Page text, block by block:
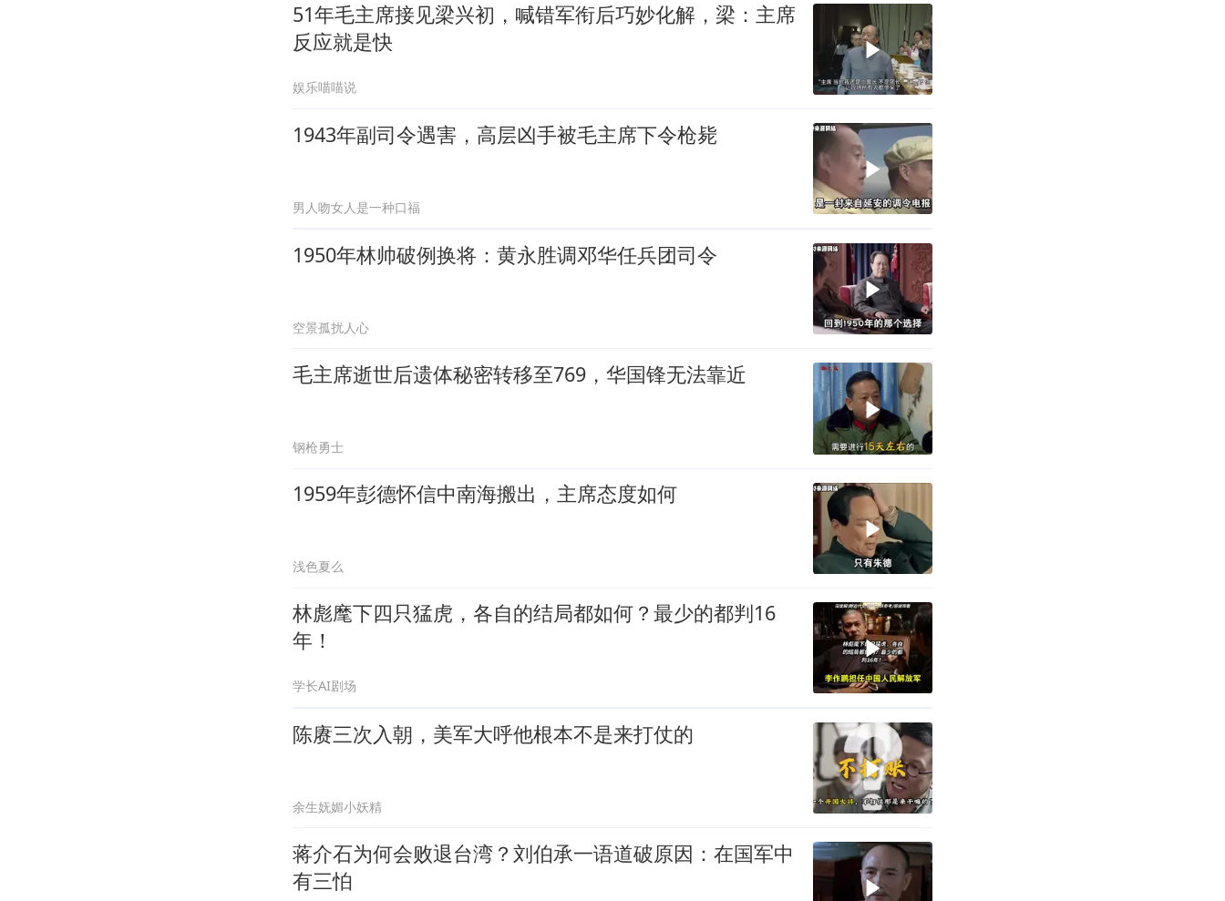
51年毛主席接见梁兴初，喊错军衔后巧妙化解，梁：主席
反应就是快
娱乐喵喵说
1943年副司令遇害，高层凶手被毛主席下令枪毙
男人吻女人是一种口福
1950年林帅破例换将：黄永胜调邓华任兵团司令
空景孤扰人心
毛主席逝世后遗体秘密转移至769，华国锋无法靠近
钢枪勇士
1959年彭德怀信中南海搬出，主席态度如何
浅色夏么
林彪麾下四只猛虎，各自的结局都如何？最少的都判16
年！
学长AI剧场
陈赓三次入朝，美军大呼他根本不是来打仗的
余生妩媚小妖精
蒋介石为何会败退台湾？刘伯承一语道破原因：在国军中
有三怕